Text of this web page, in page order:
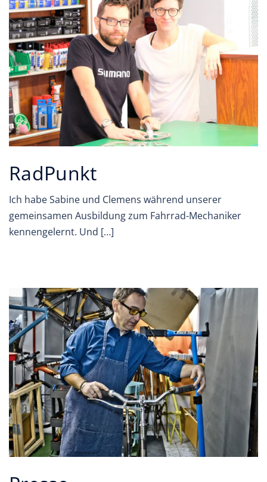
RadPunkt
Ich habe Sabine und Clemens während unserer
gemeinsamen Ausbildung zum Fahrrad-Mechaniker
kennengelernt. Und […]